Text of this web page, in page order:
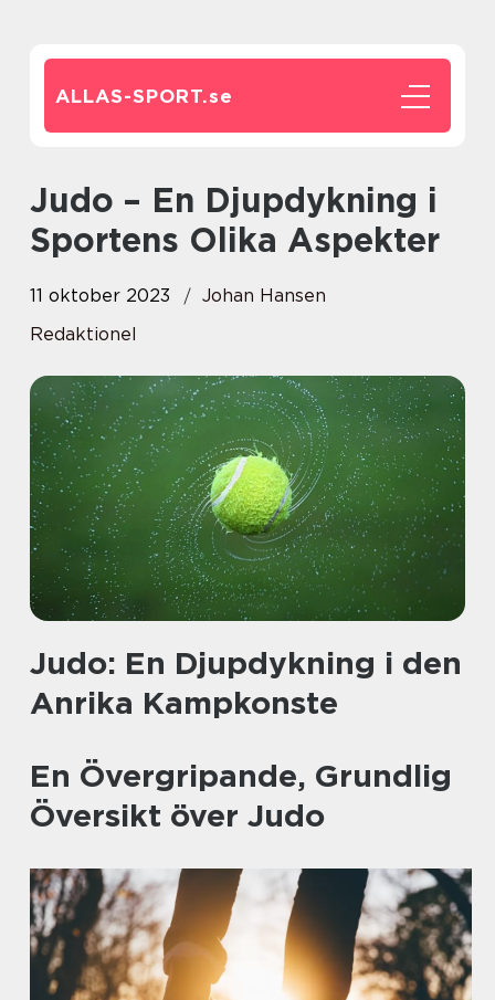
ALLAS-SPORT.se
Judo – En Djupdykning i
Sportens Olika Aspekter
11 oktober 2023
Johan Hansen
Redaktionel
Judo: En Djupdykning i den
Anrika Kampkonste
En Övergripande, Grundlig
Översikt över Judo